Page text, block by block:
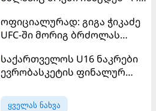
ეგვიპტელი ფეხბურთელის
წარდგენისას
ოფიციალურად: გიგა ჭიკაძე
UFC-ში მორიგ ბრძოლას
საქართველოს U16 ნაკრები
ევრობასკეტის ფინალურ
ასპარეზობას იწყებს
ყველას ნახვა